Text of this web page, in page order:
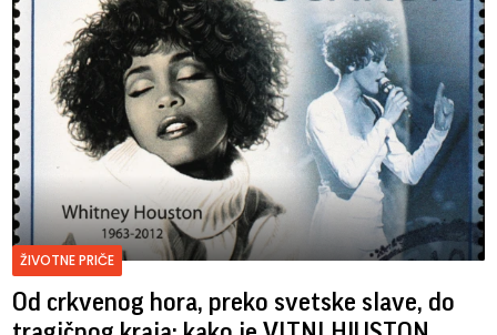
ŽIVOTNE PRIČE
Od crkvenog hora, preko svetske slave, do